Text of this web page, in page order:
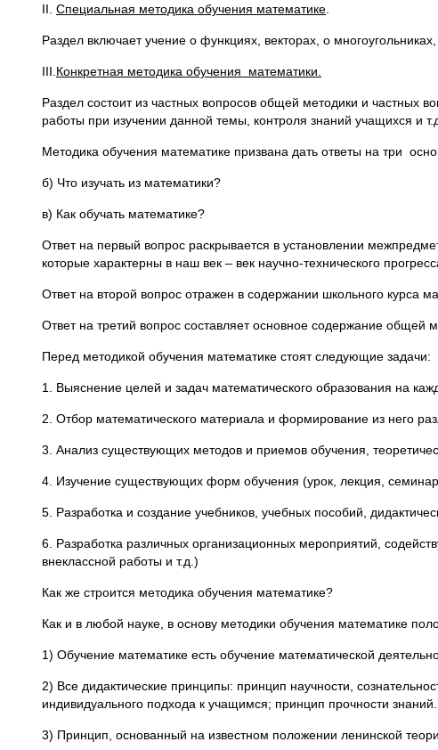
II. Специальная методика обучения математике
Раздел включает учение о функциях, векторах, о многоугольниках,
III. Конкретная методика обучения математики.
Раздел состоит из частных вопросов общей методики и частных
работы при изучении данной темы, контроля знаний учащихся и
Методика обучения математике призвана дать ответы на три
б) Что изучать из математики?
в) Как обучать математике?
Ответ на первый вопрос раскрывается в установлении
которые характерны в наш век – век научно-технического
Ответ на второй вопрос отражен в содержании школьного курса
Ответ на третий вопрос составляет основное содержание общей
Перед методикой обучения математике стоят следующие задачи:
1. Выяснение целей и задач математического образования на
2. Отбор математического материала и формирование из него
3. Анализ существующих методов и приемов обучения,
4. Изучение существующих форм обучения (урок, лекция,
5. Разработка и создание учебников, учебных пособий,
6. Разработка различных организационных мероприятий,
внеклассной работы и т.д.)
Как же строится методика обучения математике?
Как и в любой науке, в основу методики обучения математике
1) Обучение математике есть обучение математической
2) Все дидактические принципы: принцип научности,
индивидуального подхода к учащимся; принцип прочности знаний.
3) Принцип, основанный на известном положении ленинской